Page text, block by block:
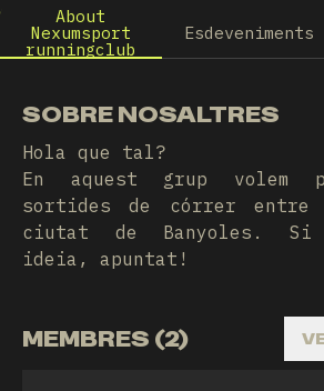
About
Nexumsport
runningclub
Esdeveniments
SOBRE NOSALTRES
Hola que tal?
En aquest grup volem
sortides de córrer entre
ciutat de Banyoles.
ideia, apuntat!
MEMBRES (2)